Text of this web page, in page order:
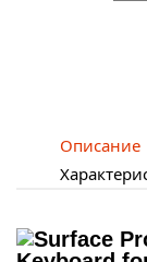
Описание